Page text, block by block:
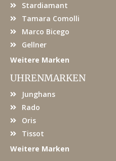
Stardiamant
Tamara Comolli
Marco Bicego
Gellner
Weitere Marken
UHRENMARKEN
Junghans
Rado
Oris
Tissot
Weitere Marken